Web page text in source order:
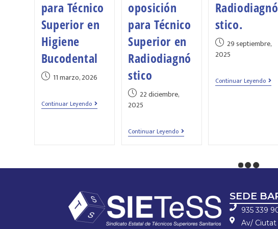
para Técnico
Superior en
Higiene
Bucodental
11 marzo, 2026
Continuar Leyendo
oposición
para Técnico
Superior en
Radiodiagnó
stico
22 diciembre,
2025
Continuar Leyendo
Radiodiagnó
stico.
29 septiembre,
2025
Continuar Leyendo
SEDE
935 339
Av/ Ciutat